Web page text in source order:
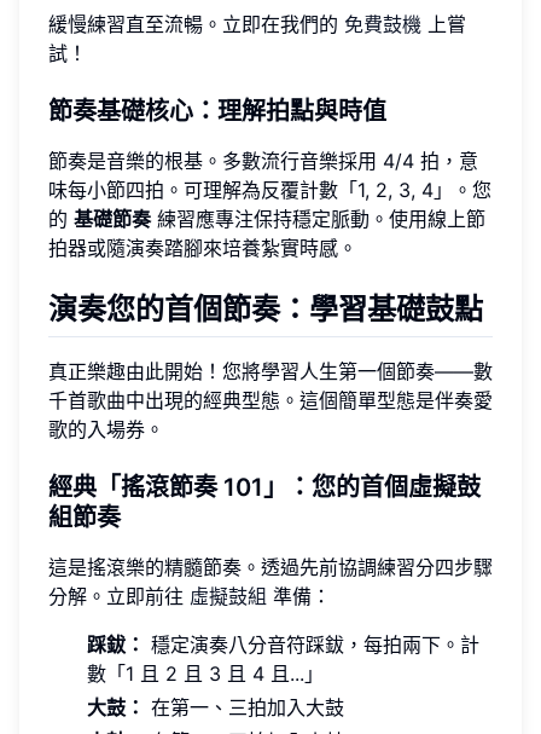
緩慢練習直至流暢。立即在我們的 免費鼓機 上嘗
試！
節奏基礎核心：理解拍點與時值
節奏是音樂的根基。多數流行音樂採用 4/4 拍，意
味每小節四拍。可理解為反覆計數「1, 2, 3, 4」。您
的 基礎節奏練習應專注保持穩定脈動。使用線上節
拍器或隨演奏踏腳來培養紮實時感。
演奏您的首個節奏：學習基礎鼓點
真正樂趣由此開始！您將學習人生第一個節奏——數
千首歌曲中出現的經典型態。這個簡單型態是伴奏愛
歌的入場券。
經典「搖滾節奏 101」：您的首個虛擬鼓
組節奏
這是搖滾樂的精髓節奏。透過先前協調練習分四步驟
分解。立即前往 虛擬鼓組 準備：
踩鈸： 穩定演奏八分音符踩鈸，每拍兩下。計
數「1 且 2 且 3 且 4 且...」
大鼓： 在第一、三拍加入大鼓